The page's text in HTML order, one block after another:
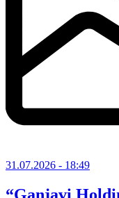
31.07.2026 - 18:49
“Ganjavi